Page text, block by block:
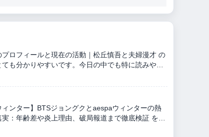
プロフィールと現在の活動｜松丘慎吾と夫婦漫才 の
も分かりやすいです。今日の中でも特に読みやす
ィンター】BTSジョングクとaespaウィンターの熱
：年齢差や炎上理由、破局報道まで徹底検証 を追
が、この解説は落ち着いていて信頼できます。